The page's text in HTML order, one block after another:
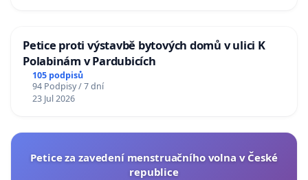
Petice proti výstavbě bytových domů v ulici K
Polabinám v Pardubicích
105 podpisů
94 Podpisy / 7 dní
23 Jul 2026
Petice za zavedení menstruačního volna v České
republice